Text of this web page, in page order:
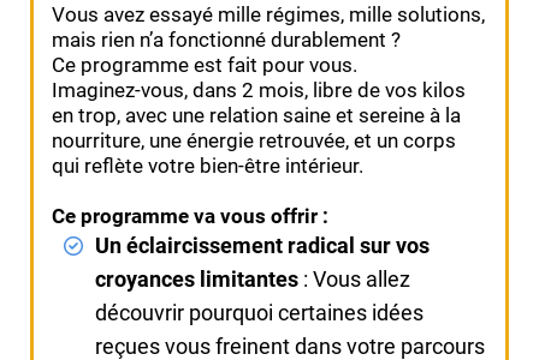
Vous avez essayé mille régimes, mille solutions,
mais rien n’a fonctionné durablement ?
Ce programme est fait pour vous.
Imaginez-vous, dans 2 mois, libre de vos kilos
en trop, avec une relation saine et sereine à la
nourriture, une énergie retrouvée, et un corps
qui reflète votre bien-être intérieur.
Ce programme va vous offrir :
Un éclaircissement radical sur vos
croyances limitantes : Vous allez
découvrir pourquoi certaines idées
reçues vous freinent dans votre parcours